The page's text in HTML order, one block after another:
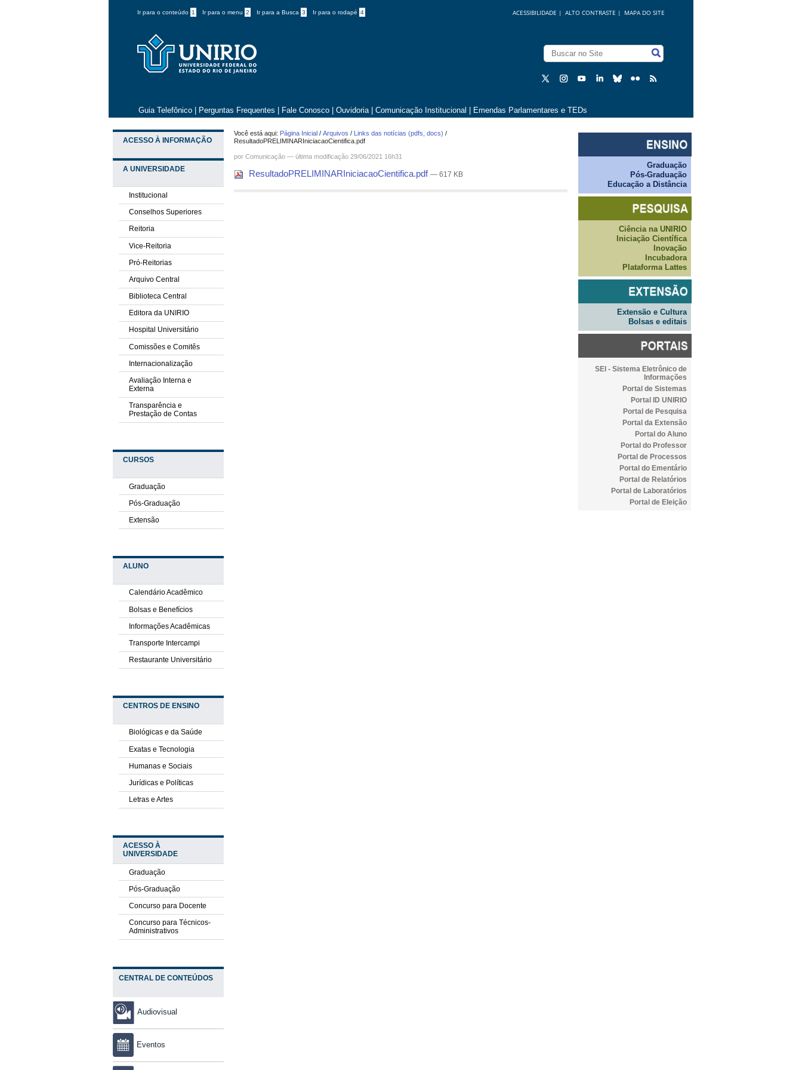
Ir para o conteúdo 1 Ir para o menu 2 Ir para a Busca 3 Ir para o rodapé 4 MAPA DO SITE
ALTO CONTRASTE |
ACESSIBILIDADE |
Guia Telefônico Perguntas Frequentes Fale Conosco Ouvidoria Comunicação Institucional Emendas Parlamentares e TEDs
ACESSO À INFORMAÇÃO
A UNIVERSIDADE
Institucional
Conselhos Superiores
Reitoria
Vice-Reitoria
Pró-Reitorias
Arquivo Central
Biblioteca Central
Editora da UNIRIO
Hospital Universitário
Comissões e Comitês
Internacionalização
Avaliação Interna e
Externa
Transparência e
Prestação de Contas
CURSOS
Graduação
Pós-Graduação
Extensão
ALUNO
Calendário Acadêmico
Bolsas e Benefícios
Informações Acadêmicas
Transporte Intercampi
Restaurante Universitário
CENTROS DE ENSINO
Biológicas e da Saúde
Exatas e Tecnologia
Humanas e Sociais
Jurídicas e Políticas
Letras e Artes
ACESSO À
UNIVERSIDADE
Graduação
Pós-Graduação
Concurso para Docente
Concurso para Técnicos-
Administrativos
CENTRAL DE CONTEÚDOS
Audiovisual
Eventos
Você está aqui: Página Inicial /Arquivos / Links das notícias (pdfs, docs) /
ResultadoPRELIMINARIniciacaoCientifica.pdf
porComunicação —última modificação 29/06/2021 16h31
ResultadoPRELIMINARIniciacaoCientifica.pdf— 617 KB
Graduação
Pós-Graduação
Educação a Distância
Ciência na UNIRIO
Iniciação Científica
Inovação
Incubadora
Plataforma Lattes
Extensão e Cultura
Bolsas e editais
SEI - Sistema Eletrônico de
Informações
Portal de Sistemas
Portal ID UNIRIO
Portal de Pesquisa
Portal da Extensão
Portal do Aluno
Portal do Professor
Portal de Processos
Portal do Ementário
Portal de Relatórios
Portal de Laboratórios
Portal de Eleição